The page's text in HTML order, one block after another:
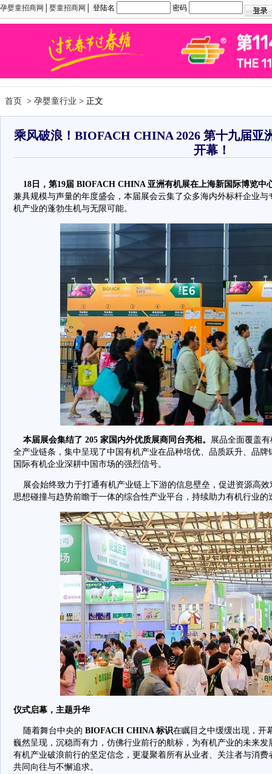
孕婴童招商网 婴童招商网 │ 登陆名 密码
首页 > 孕婴童行业 > 正文
乘风破浪！BIOFACH CHINA 2026 第十九届亚
开幕！
18日，第19届 BIOFACH CHINA 亚洲有机展在上海新国际博览中
兼具规模与声量的年度盛会，本届展会云集了众多海内外标杆企业
机产业的蓬勃生机与无限可能。
本届展会集结了 205 家国内外优质展商同台亮相。 展品全面覆盖
全产业链条，集中呈现了中国有机产业在品种培优、品质跃升、品
国际有机企业深耕中国市场的强烈信号。
展会始终致力于打通有机产业链上下游的信息壁垒，促进资源高
思想碰撞与趋势前瞻于一体的综合性产业平台，持续助力有机行业的
仪式启幕，主题升华
随着舞台中央的 BIOFACH CHINA 标识在瞩目之中缓缓出现，开
巍然呈现，沉稳而有力，仿佛行业前行的航标，为有机产业的未来
有机产业破浪前行的坚定信念，更凝聚着所有从业者、关注者与消
共同向往与不懈追求。